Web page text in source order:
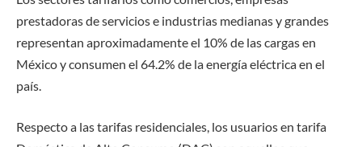
prestadoras de servicios e industrias medianas y grandes
representan aproximadamente el 10% de las cargas en
México y consumen el 64.2% de la energía eléctrica en el
país.
Respecto a las tarifas residenciales, los usuarios en tarifa